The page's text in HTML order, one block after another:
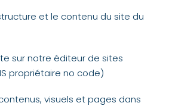
et le contenu du site du
sur notre éditeur de sites
propriétaire no code)
visuels et pages dans